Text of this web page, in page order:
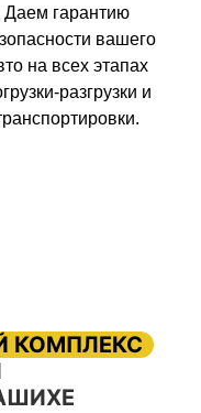
Даем гарантию
вашего
на всех этапах
разгрузки и
КОМПЛЕКС